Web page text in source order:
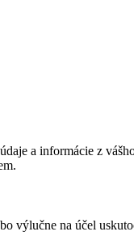
a informácie z
výlučne na účel